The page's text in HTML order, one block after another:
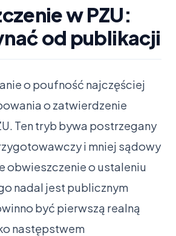
w PZU:
od publikacji
o poufność najczęściej
o zatwierdzenie
Ten tryb bywa postrzegany
i mniej sądowy
obwieszczenie o ustaleniu
nadal jest publicznym
być pierwszą realną
następstwem